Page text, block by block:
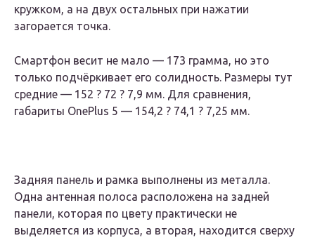
кружком, а на двух остальных при нажатии
загорается точка.
Смартфон весит не мало — 173 грамма, но это
только подчёркивает его солидность. Размеры тут
средние — 152 ? 72 ? 7,9 мм. Для сравнения,
габариты OnePlus 5 — 154,2 ? 74,1 ? 7,25 мм.
Задняя панель и рамка выполнены из металла.
Одна антенная полоса расположена на задней
панели, которая по цвету практически не
выделяется из корпуса, а вторая, находится сверху